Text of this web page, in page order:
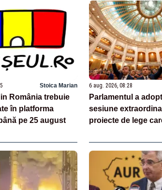
Stoica Marian
România trebuie
în platforma
pe 25 august
6 aug. 2026, 08:28
Parlamentul a
sesiune
proiecte de lege